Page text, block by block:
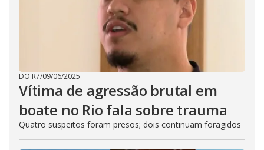
DO R7/09/06/2025
Vítima de agressão brutal em
boate no Rio fala sobre trauma
Quatro suspeitos foram presos; dois continuam foragidos